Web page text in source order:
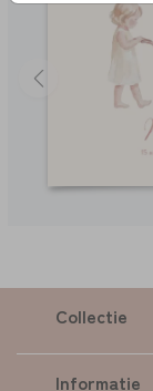
Collectie
Informatie